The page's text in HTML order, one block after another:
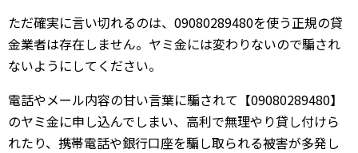
ただ確実に言い切れるのは、09080289480を使う正規の貸
金業者は存在しません。ヤミ金には変わりないので騙され
ないようにしてください。
電話やメール内容の甘い言葉に騙されて【09080289480】
のヤミ金に申し込んでしまい、高利で無理やり貸し付けら
れたり、携帯電話や銀行口座を騙し取られる被害が多発し